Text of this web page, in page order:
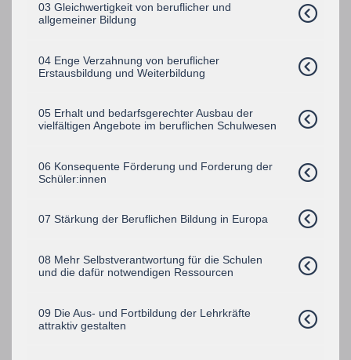
03 Gleichwertigkeit von beruflicher und
allgemeiner Bildung
04 Enge Verzahnung von beruflicher
Erstausbildung und Weiterbildung
05 Erhalt und bedarfsgerechter Ausbau der
vielfältigen Angebote im beruflichen Schulwesen
06 Konsequente Förderung und Forderung der
Schüler:innen
07 Stärkung der Beruflichen Bildung in Europa
08 Mehr Selbstverantwortung für die Schulen
und die dafür notwendigen Ressourcen
09 Die Aus- und Fortbildung der Lehrkräfte
attraktiv gestalten